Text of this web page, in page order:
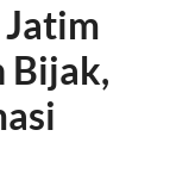
Bijak,